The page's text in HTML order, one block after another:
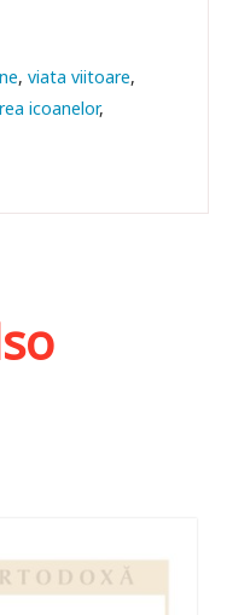
viata viitoare
icoanelor